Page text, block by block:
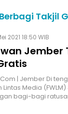
Takjil
2021 18:50 WIB
Jember
| Jember Di
Lintas Media
bagi-bagi